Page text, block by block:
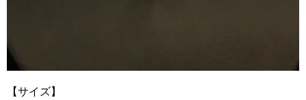
【サイズ】